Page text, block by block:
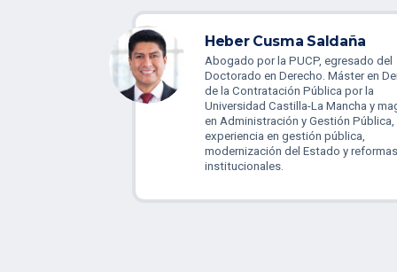
Heber Cusma Saldaña
Abogado por la PUCP, egresado del
Doctorado en Derecho. Máster en
de la Contratación Pública por la
Universidad Castilla-La Mancha y
en Administración y Gestión Pública,
experiencia en gestión pública,
modernización del Estado y reformas
institucionales.